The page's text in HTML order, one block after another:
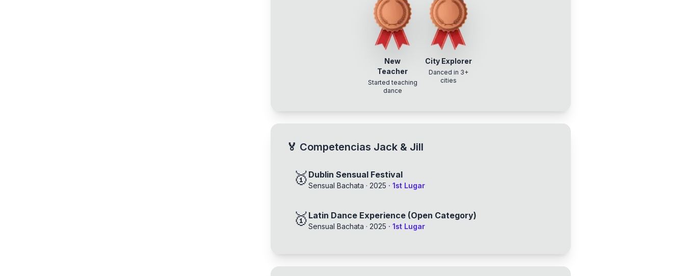
New
Teacher
Started teaching
dance
City Explorer
Danced in 3+
cities
🏅 Competencias Jack & Jill
🥇 Dublin Sensual Festival
Sensual Bachata · 2025 · 1st Lugar
🥇 Latin Dance Experience (Open Category)
Sensual Bachata · 2025 · 1st Lugar